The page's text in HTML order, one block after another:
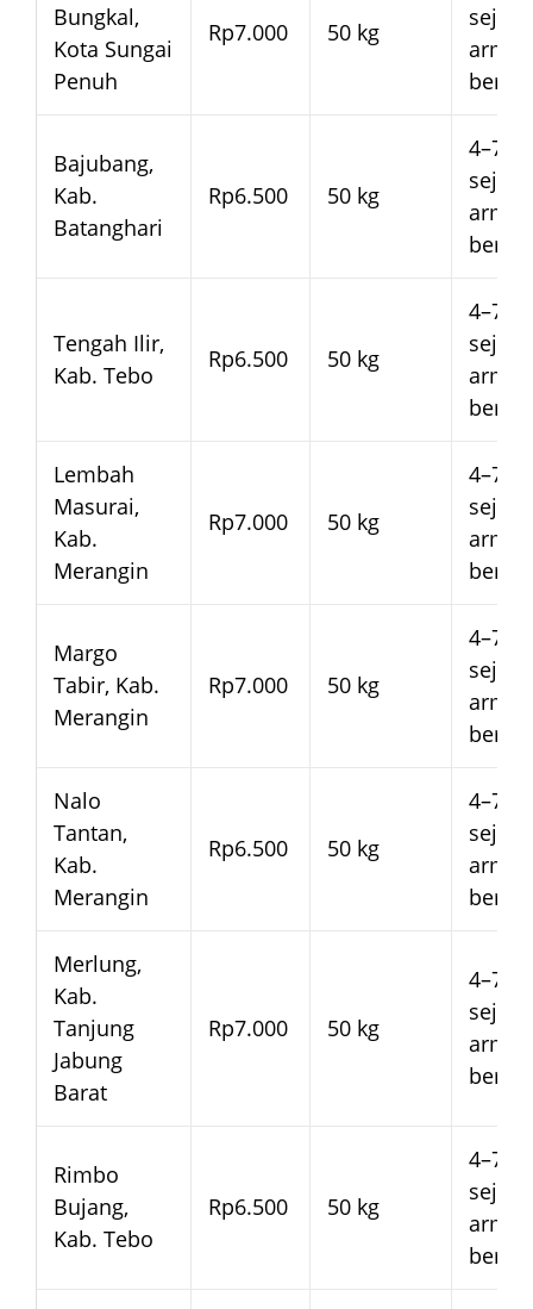
Bungkal,
Kota Sungai
Penuh
Rp7.000 50 kg
sejak
Bajubang,
Kab.
Batanghari
Rp6.500 50 kg
4–7
sejak
Tengah Ilir,
Kab. Tebo
Rp6.500 50 kg
4–7
sejak
Lembah
Masurai,
Kab.
Merangin
Rp7.000 50 kg
4–7
sejak
Margo
Tabir, Kab.
Merangin
Rp7.000 50 kg
4–7
sejak
Nalo
Tantan,
Kab.
Merangin
Rp6.500 50 kg
4–7
sejak
Merlung,
Kab.
Tanjung
Jabung
Barat
Rp7.000 50 kg
4–7
sejak
Rimbo
Bujang,
Kab. Tebo
Rp6.500 50 kg
4–7
sejak